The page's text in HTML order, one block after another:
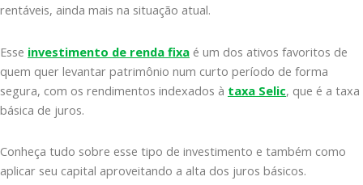
rentáveis, ainda mais na situação atual.
Esse investimento de renda fixa é um dos ativos favoritos de
quem quer levantar patrimônio num curto período de forma
segura, com os rendimentos indexados à taxa Selic, que é a taxa
básica de juros.
Conheça tudo sobre esse tipo de investimento e também como
aplicar seu capital aproveitando a alta dos juros básicos.